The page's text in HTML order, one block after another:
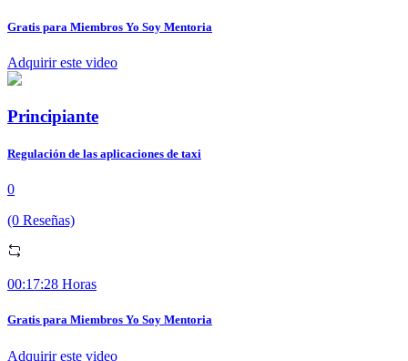
Gratis para Miembros Yo Soy Mentoria
Adquirir este video
Principiante
Regulación de las aplicaciones de taxi
0
(0 Reseñas)
00:17:28 Horas
Gratis para Miembros Yo Soy Mentoria
Adquirir este video